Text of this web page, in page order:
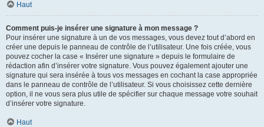
Haut
Comment puis-je insérer une signature à mon message ?
Pour insérer une signature à un de vos messages, vous devez tout d’abord en
créer une depuis le panneau de contrôle de l’utilisateur. Une fois créée, vous
pouvez cocher la case « Insérer une signature » depuis le formulaire de
rédaction afin d’insérer votre signature. Vous pouvez également ajouter une
signature qui sera insérée à tous vos messages en cochant la case appropriée
dans le panneau de contrôle de l’utilisateur. Si vous choisissez cette dernière
option, il ne vous sera plus utile de spécifier sur chaque message votre souhait
d’insérer votre signature.
Haut